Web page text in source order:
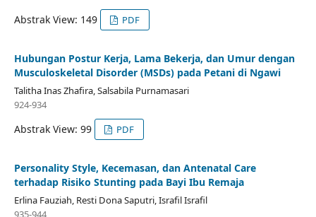
Abstrak View: 149 PDF
Hubungan Postur Kerja, Lama Bekerja, dan Umur dengan
Musculoskeletal Disorder (MSDs) pada Petani di Ngawi
Talitha Inas Zhafira, Salsabila Purnamasari
924-934
Abstrak View: 99 PDF
Personality Style, Kecemasan, dan Antenatal Care
terhadap Risiko Stunting pada Bayi Ibu Remaja
Erlina Fauziah, Resti Dona Saputri, Israfil Israfil
935-944